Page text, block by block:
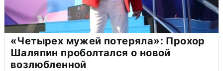
«Четырех мужей потеряла»: Прохор
Шаляпин проболтался о новой
возлюбленной